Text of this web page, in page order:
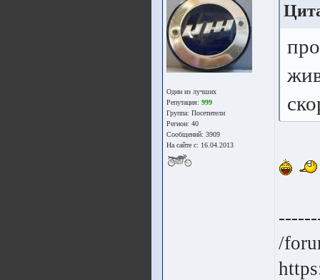
Один из лучших
Репутация: 999
Группа: Посетители
Регион: 40
Сообщений: 3909
На сайте с: 16.04.2013
/